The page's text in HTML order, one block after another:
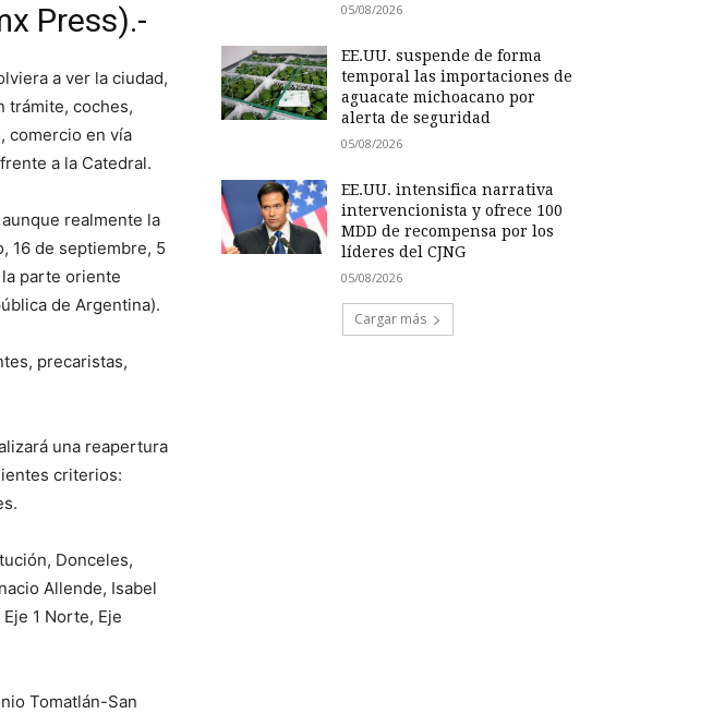
Press).-
a ver la ciudad,
trámite, coches,
comercio en vía
a la Catedral.
realmente la
16 de septiembre, 5
parte oriente
de Argentina).
precaristas,
una reapertura
criterios:
Donceles,
Allende, Isabel
1 Norte, Eje
Tomatlán-San
05/08/2026
EE.UU. suspende de forma
temporal las importaciones de
aguacate michoacano por
alerta de seguridad
05/08/2026
EE.UU. intensifica narrativa
intervencionista y ofrece 100
MDD de recompensa por los
líderes del CJNG
05/08/2026
Cargar más